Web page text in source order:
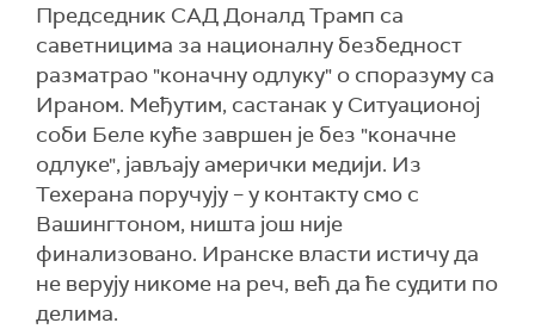
Председник САД Доналд Трамп са
саветницима за националну безбедност
разматрао "коначну одлуку" о споразуму са
Ираном. Међутим, састанак у Ситуационој
соби Беле куће завршен је без "коначне
одлуке", јављају амерички медији. Из
Техерана поручују – у контакту смо с
Вашингтоном, ништа још није
финализовано. Иранске власти истичу да
не верују никоме на реч, већ да ће судити по
делима.